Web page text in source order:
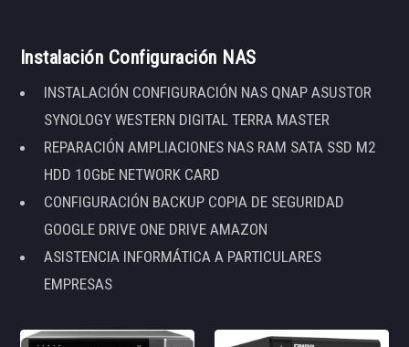
Instalación Configuración NAS
INSTALACIÓN CONFIGURACIÓN NAS QNAP ASUSTOR
SYNOLOGY WESTERN DIGITAL TERRA MASTER
REPARACIÓN AMPLIACIONES NAS RAM SATA SSD M2
HDD 10GbE NETWORK CARD
CONFIGURACIÓN BACKUP COPIA DE SEGURIDAD
GOOGLE DRIVE ONE DRIVE AMAZON
ASISTENCIA INFORMÁTICA A PARTICULARES
EMPRESAS